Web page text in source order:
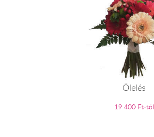
Ölelés
19 400 Ft-tól